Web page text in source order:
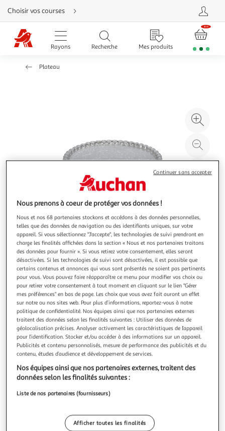
Aller
directement
au
contenu
Aller
directement
Aller
Choisir vos courses
Rayons Recherche Mes produits
Plateau
à
Illustration
précédente
Illustration
suivante
THE HOME DECO FACTORY
Plateau de service déco 47cm argent
Informations Techniques : Dimensions : D. 47,5 x H. 2,5 cm
Matière : Métal Spécificités : Pratique & Utile Plateau de
service Desgin oriental Forme ronde Poids : 0,65 kg Couleur
: Argent
En savoir +
Vendu par Paris Prix
Livr. ou retrait dès 3/4 jours
A partir de 7,99€
Plus d'options
Nous prenons à coeur de protéger vos données !
Nous et nos 68 partenaires stockons et accédons à des données personnelles,
telles que des données de navigation ou des identifiants uniques, sur votre
appareil. Si vous sélectionnez "J'accepte", les technologies de suivi prendront en
charge les finalités affichées dans la section « Nous et nos partenaires traitons
des données pour fournir ». Si vous retirez votre consentement, elles seront
désactivées. Si les technologies de suivi sont désactivées, il est possible que
certains contenus et annonces qui vous sont présentés ne soient pas pertinents
pour vous. Vous pouvez faire réapparaître ce menu pour modifier vos choix ou
pour retirer votre consentement à tout moment en cliquant sur le lien "Gérer
mes préférences" en bas de page. Les choix que vous avez fait auront un effet
sur notre ou nos sites web. Pour plus d’informations, reportez-vous à notre
politique de confidentialité. Nos équipes ainsi que nos partenaires externes
traitent des données selon les finalités suivantes : Utiliser des données de
géolocalisation précises. Analyser activement les caractéristiques de l’appareil
pour l’identification. Stocker et/ou accéder à des informations sur un appareil.
Publicités et contenu personnalisés, mesure de performance des publicités et du
contenu, études d’audience et développement de services.
Nos équipes ainsi que nos partenaires externes, traitent des
données selon les finalités suivantes :
Liste de nos partenaires (fournisseurs)
Afficher toutes les finalités
Continuer sans accepter